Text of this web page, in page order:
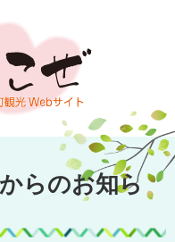
ーデン
らのお知ら